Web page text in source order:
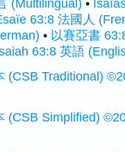
(Multilingual) •
63:8 法國人
• 以賽亞書
63:8 英語
(CSB Traditional)
(CSB Simplified)